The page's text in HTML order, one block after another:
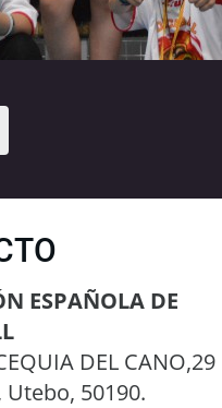
ESPAÑOLA DE
DEL CANO,29
50190.